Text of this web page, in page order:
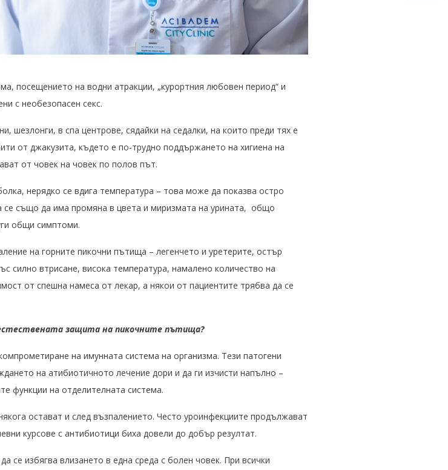
посещението на водни атракции, „курортния любовен период“ и
с необезопасен секс.
шезлонги, в спа центрове, сядайки на седалки, на които преди тях е
от джакузита, където е по-трудно поддържането на хигиена на
от човек на човек по полов път.
нерядко се вдига температура – това може да показва остро
се също да има промяна в цвета и миризмата на урината, общо
общи симптоми.
на горните пикочни пътища – легенчето и уретерите, остър
силно втрисане, висока температура, намалено количество на
от спешна намеса от лекар, а някои от пациентите трябва да се
защита на пикочните пътища?
на имунната система на организма. Тези патогени
на атибиотичното лечение дори и да ги изчисти напълно –
функции на отделителната система.
остават и след възпалението. Често уроинфекциите продължават
курсове с антибиотици биха довели до добър резултат.
се избягва влизането в една среда с болен човек. При всички